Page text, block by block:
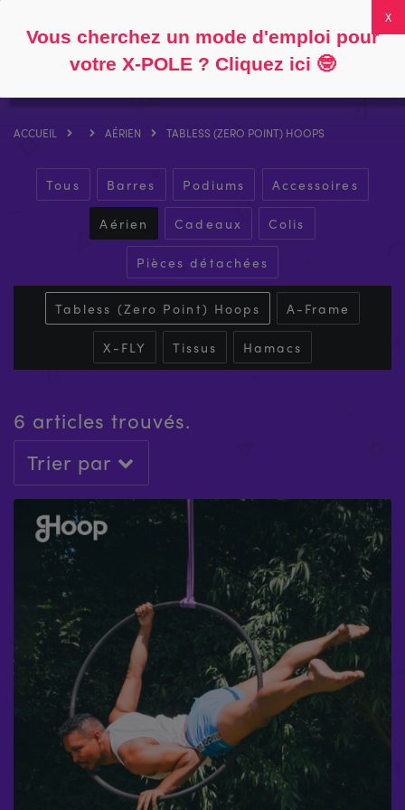
0
ACCUEIL AÉRIEN TABLESS (ZERO POINT) HOOPS
Tous Barres Podiums Accessoires
Aérien Cadeaux Colis
Pièces détachées
Tabless (Zero Point) Hoops A-Frame
X-FLY Tissus Hamacs
6 articles trouvés.
Trier par
PAQUET DE CERCEAUX POUR A-FRAME
£851.90
Vous cherchez un mode d'emploi pour
votre X-POLE ? Cliquez ici 🤓